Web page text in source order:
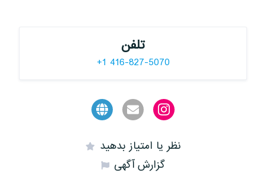
تلفن
+1 416-827-5070
نظر یا امتیاز بدهید
گزارش آگهی